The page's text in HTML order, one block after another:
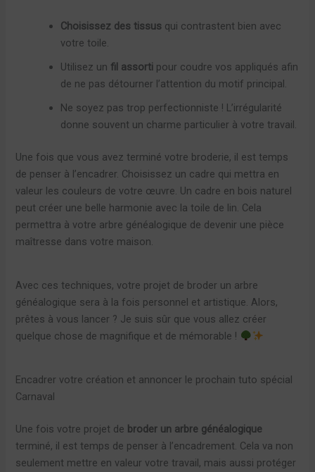
Choisissez des tissus qui contrastent bien avec
votre toile.
Utilisez un fil assorti pour coudre vos appliqués afin
de ne pas détourner l’attention du motif principal.
Ne soyez pas trop perfectionniste ! L’irrégularité
donne souvent un charme particulier à votre travail.
Une fois que vous avez terminé votre broderie, il est temps
de penser à l’encadrer. Choisissez un cadre qui mettra en
valeur les couleurs de votre œuvre. Un cadre en bois naturel
peut créer une belle harmonie avec la toile de lin. Cela
permettra à votre arbre généalogique de devenir une pièce
maîtresse dans votre maison.
Avec ces techniques, votre projet de broder un arbre
généalogique sera à la fois personnel et artistique. Alors,
prêtes à vous lancer ? Je suis sûr que vous allez créer
quelque chose de magnifique et de mémorable !
Encadrer votre création et annoncer le prochain tuto spécial
Carnaval
Une fois votre projet de broder un arbre généalogique
terminé, il est temps de penser à l’encadrement. Cela va non
seulement mettre en valeur votre travail, mais aussi protéger